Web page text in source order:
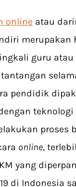
online atau
merupakan
guru
pendidik
proses
online,
yang
di Indonesia